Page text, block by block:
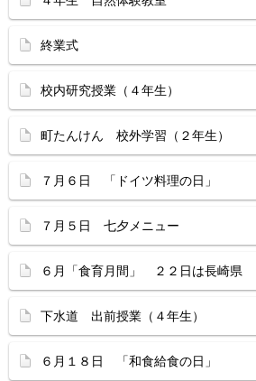
終業式
校内研究授業（４年生）
町たんけん 校外学習（２年生）
７月６日 「ドイツ料理の日」
７月５日 七夕メニュー
６月「食育月間」 ２２日は長崎県
下水道 出前授業（４年生）
６月１８日 「和食給食の日」